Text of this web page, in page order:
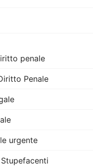
penale
Penale
urgente